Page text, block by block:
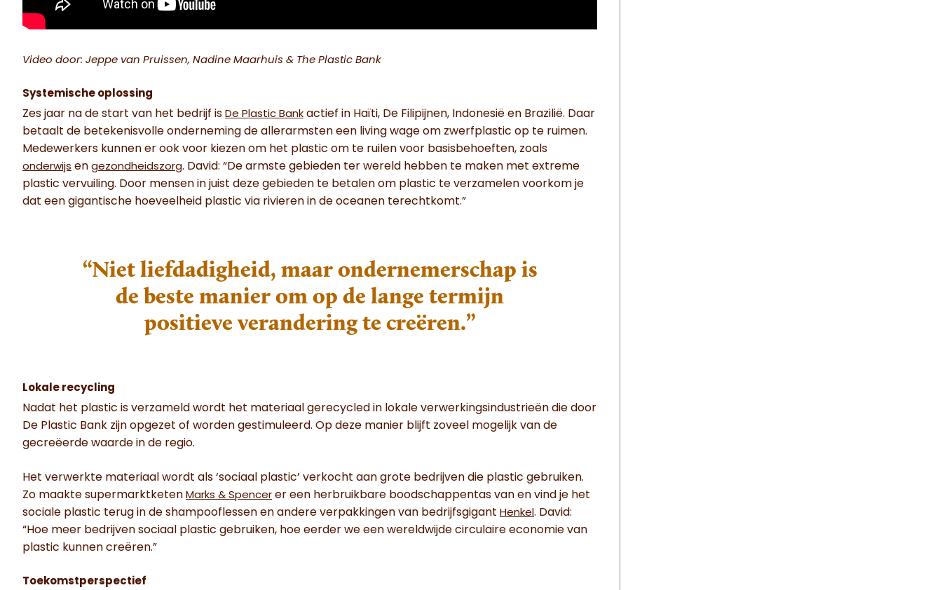
Video door: Jeppe van Pruissen, Nadine Maarhuis & The Plastic Bank
Systemische oplossing
Zes jaar na de start van het bedrijf is De Plastic Bank actief in Haïti, De Filipijnen, Indonesië en Brazilië. Daar
betaalt de betekenisvolle onderneming de allerarmsten een living wage om zwerfplastic op te ruimen.
Medewerkers kunnen er ook voor kiezen om het plastic om te ruilen voor basisbehoeften, zoals
onderwijs en gezondheidszorg. David: “De armste gebieden ter wereld hebben te maken met extreme
plastic vervuiling. Door mensen in juist deze gebieden te betalen om plastic te verzamelen voorkom je
dat een gigantische hoeveelheid plastic via rivieren in de oceanen terechtkomt.”
“Niet liefdadigheid, maar ondernemerschap is
de beste manier om op de lange termijn
positieve verandering te creëren.”
Lokale recycling
Nadat het plastic is verzameld wordt het materiaal gerecycled in lokale verwerkingsindustrieën die door
De Plastic Bank zijn opgezet of worden gestimuleerd. Op deze manier blijft zoveel mogelijk van de
gecreëerde waarde in de regio.
Het verwerkte materiaal wordt als ‘sociaal plastic’ verkocht aan grote bedrijven die plastic gebruiken.
Zo maakte supermarktketen Marks & Spencer er een herbruikbare boodschappentas van en vind je het
sociale plastic terug in de shampooflessen en andere verpakkingen van bedrijfsgigant Henkel. David:
“Hoe meer bedrijven sociaal plastic gebruiken, hoe eerder we een wereldwijde circulaire economie van
plastic kunnen creëren.”
Toekomstperspectief